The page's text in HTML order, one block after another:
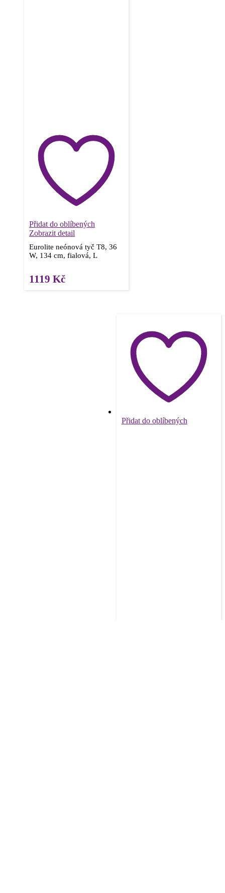
Přidat do oblíbených
Zobrazit detail
Eurolite neónová tyč T8, 36
W, 134 cm, fialová, L
1119 Kč
Přidat do oblíbených